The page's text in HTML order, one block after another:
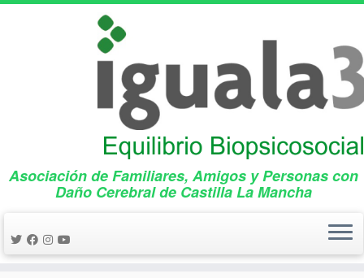
Asociación de Familiares, Amigos y Personas con
Daño Cerebral de Castilla La Mancha